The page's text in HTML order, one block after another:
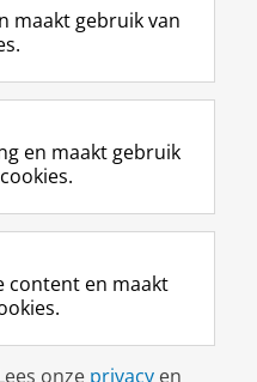
2024 15:37
F
a
e
b
o
p
a
i
n
L
i
k
e
I
-
p
g
i
R
S
-
f
e
R
k
s
I
n
t
r
m
c
c
Y
o
T
e
k
a
a
maakt gebruik van
en maakt gebruik
content en maakt
onze privacy en